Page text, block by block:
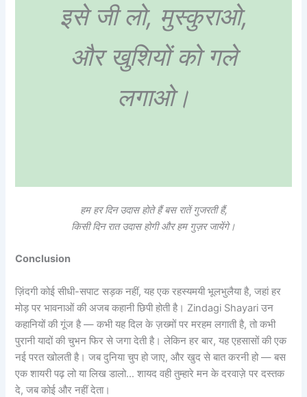
इसे जी लो, मुस्कुराओ,
और खुशियों को गले
लगाओ।
हम हर दिन उदास होते हैं बस रातें गुजरती हैं,
किसी दिन रात उदास होगी और हम गुज़र जायेंगे।
Conclusion
ज़िंदगी कोई सीधी-सपाट सड़क नहीं, यह एक रहस्यमयी भूलभुलैया है, जहां हर
मोड़ पर भावनाओं की अजब कहानी छिपी होती है। Zindagi Shayari उन
कहानियों की गूंज है — कभी यह दिल के ज़ख्मों पर मरहम लगाती है, तो कभी
पुरानी यादों की चुभन फिर से जगा देती है। लेकिन हर बार, यह एहसासों की एक
नई परत खोलती है। जब दुनिया चुप हो जाए, और खुद से बात करनी हो — बस
एक शायरी पढ़ लो या लिख डालो… शायद वही तुम्हारे मन के दरवाज़े पर दस्तक
दे, जब कोई और नहीं देता।